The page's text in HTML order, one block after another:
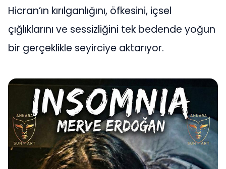
Hicran’ın kırılganlığını, öfkesini, içsel
çığlıklarını ve sessizliğini tek bedende yoğun
bir gerçeklikle seyirciye aktarıyor.